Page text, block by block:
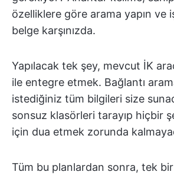
özelliklere göre arama yapın ve
belge karşınızda.
Yapılacak tek şey, mevcut İK
ile entegre etmek. Bağlantı
istediğiniz tüm bilgileri size
sonsuz klasörleri tarayıp hiçbir
için dua etmek zorunda
Tüm bu planlardan sonra, tek